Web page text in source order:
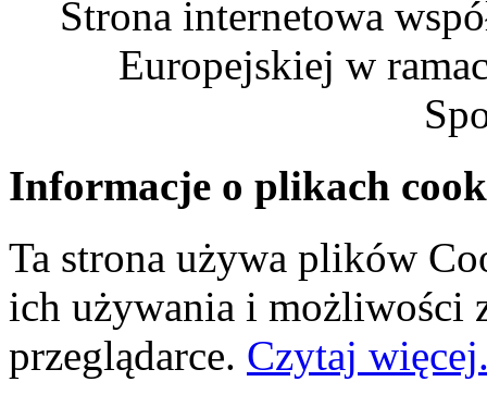
Strona internetowa
Europejskiej w
Informacje o plikach
Ta strona używa plików
ich używania i możliwości
przeglądarce. Czytaj